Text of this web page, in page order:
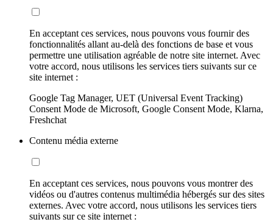
En acceptant ces services, nous pouvons vous fournir des
fonctionnalités allant au-delà des fonctions de base et vous
permettre une utilisation agréable de notre site internet. Avec
votre accord, nous utilisons les services tiers suivants sur ce
site internet :
Google Tag Manager, UET (Universal Event Tracking)
Consent Mode de Microsoft, Google Consent Mode, Klarna,
Freshchat
Contenu média externe
En acceptant ces services, nous pouvons vous montrer des
vidéos ou d'autres contenus multimédia hébergés sur des sites
externes. Avec votre accord, nous utilisons les services tiers
suivants sur ce site internet :